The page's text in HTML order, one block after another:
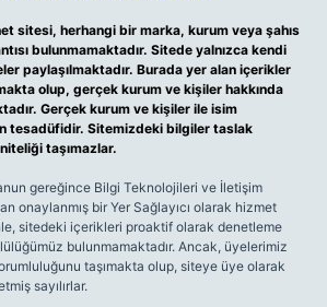
sitesi, herhangi bir marka, kurum veya şahıs
bulunmamaktadır. Sitede yalnızca kendi
paylaşılmaktadır. Burada yer alan içerikler
olup, gerçek kurum ve kişiler hakkında
Gerçek kurum ve kişiler ile isim
tesadüfidir. Sitemizdeki bilgiler taslak
taşımazlar.
gereğince Bilgi Teknolojileri ve İletişim
onaylanmış bir Yer Sağlayıcı olarak hizmet
sitedeki içerikleri proaktif olarak denetleme
bulunmamaktadır. Ancak, üyelerimiz
taşımakta olup, siteye üye olarak
sayılırlar.